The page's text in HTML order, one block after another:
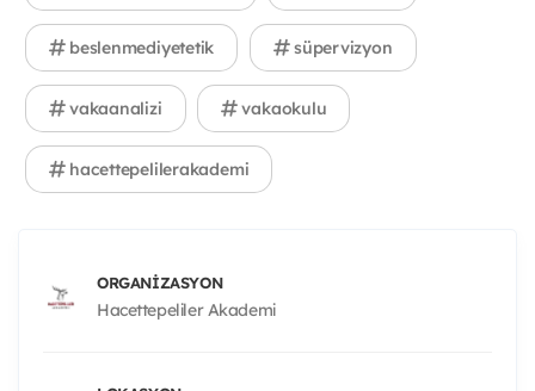
beslenmediyetetik süpervizyon
vakaanalizi vakaokulu
hacettepelilerakademi
ORGANIZASYON
Hacettepeliler Akademi